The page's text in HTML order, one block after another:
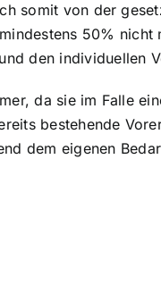
somit von der
50%
den individuellen
da sie im Falle
bestehende
dem eigenen